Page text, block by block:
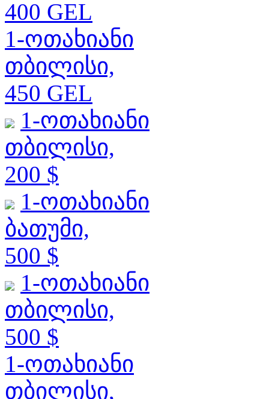
400 GEL
1-ოთახიანი
თბილისი,
450 GEL
1-ოთახიანი
თბილისი,
200 $
1-ოთახიანი
ბათუმი,
500 $
1-ოთახიანი
თბილისი,
500 $
1-ოთახიანი
თბილისი,